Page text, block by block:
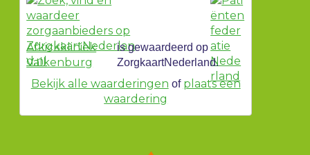
Afkickkliniek
Valkenburg
is gewaardeerd op
ZorgkaartNederland.
Bekijk alle waarderingen of plaats een
waardering